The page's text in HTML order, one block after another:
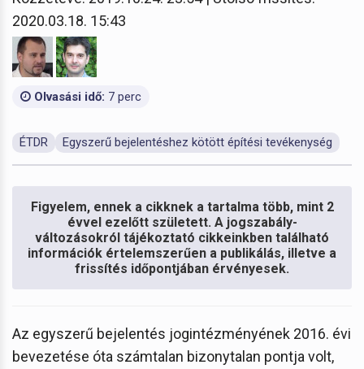
2020.03.18. 15:43
Olvasási idő: 7 perc
ÉTDR Egyszerű bejelentéshez kötött építési tevékenység
Figyelem, ennek a cikknek a tartalma több, mint 2
évvel ezelőtt született. A jogszabály-
változásokról tájékoztató cikkeinkben található
információk értelemszerűen a publikálás, illetve a
frissítés időpontjában érvényesek.
Az egyszerű bejelentés jogintézményének 2016. évi
bevezetése óta számtalan bizonytalan pontja volt,